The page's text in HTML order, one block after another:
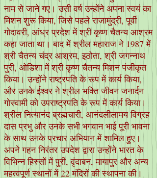
नाम से जाने गए। उसी वर्ष उन्होंने अपना स्वयं का
मिशन शुरू किया, जिसे पहले राजामुंद्री, पूर्वी
गोदावरी, आंध्र प्रदेश में श्री कृष्ण चैतन्य आश्रम
कहा जाता था। बाद में श्रील महाराज ने 1987 में
श्री चैतन्य चंद्र आश्रम, इठोता, श्री जगन्नाथ
पुरी, ओडिशा में श्री कृष्ण चैतन्य मिशन पंजीकृत
किया। उन्होंने राष्ट्रपति के रूप में कार्य किया,
और उनके ईश्वर ने श्रील भक्ति जीवन जनार्दन
गोस्वामी को उपराष्ट्रपति के रूप में कार्य किया।
श्रील नित्यानंद ब्रह्मचारी, आनंदलीलामय विग्रह
दास प्रभु और उनके सभी भगवान भाई पूरी भावना
के साथ उनके प्रचार अभियान में शामिल हुए।
अपने गहन निरंतर उपदेश द्वारा उन्होंने भारत के
विभिन्न हिस्सों में पुरी, वृंदाबन, मायापुर और अन्य
महत्वपूर्ण स्थानों में 22 मंदिरों की स्थापना की।